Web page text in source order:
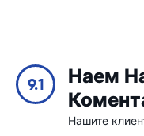
9.1
Наем
Нашите